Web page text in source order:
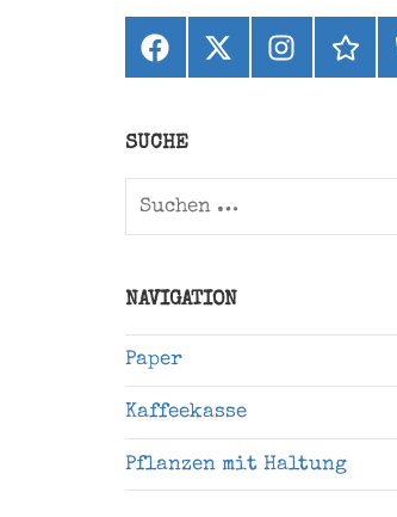
Facebook
X
(ehemals
Twitter)
Instagram
nach: